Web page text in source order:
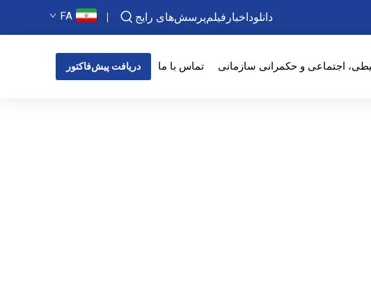
دانلوداخبار فیلمپرسش‌های رایج FA
اجتماعی و حکمرانی سازمانی تماس با ما دریافت پیش‌فاکتور